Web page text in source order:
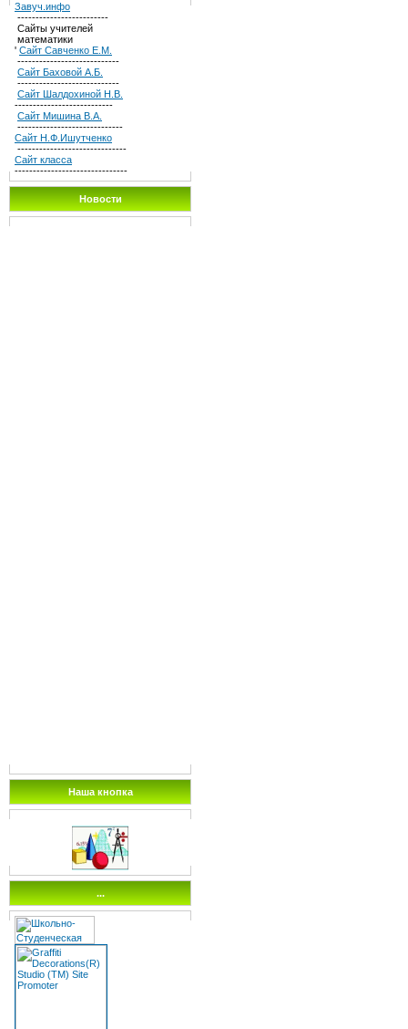
Завуч.инфо
-------------------------
Сайты учителей
математики
' Сайт Савченко Е.М.
----------------------------
Сайт Баховой А.Б.
----------------------------
Сайт Шалдохиной Н.В.
---------------------------
Сайт Мишина В.А.
-----------------------------
Сайт Н.Ф.Ишутченко
------------------------------
Сайт класса
-------------------------------
Новости
Наша кнопка
...